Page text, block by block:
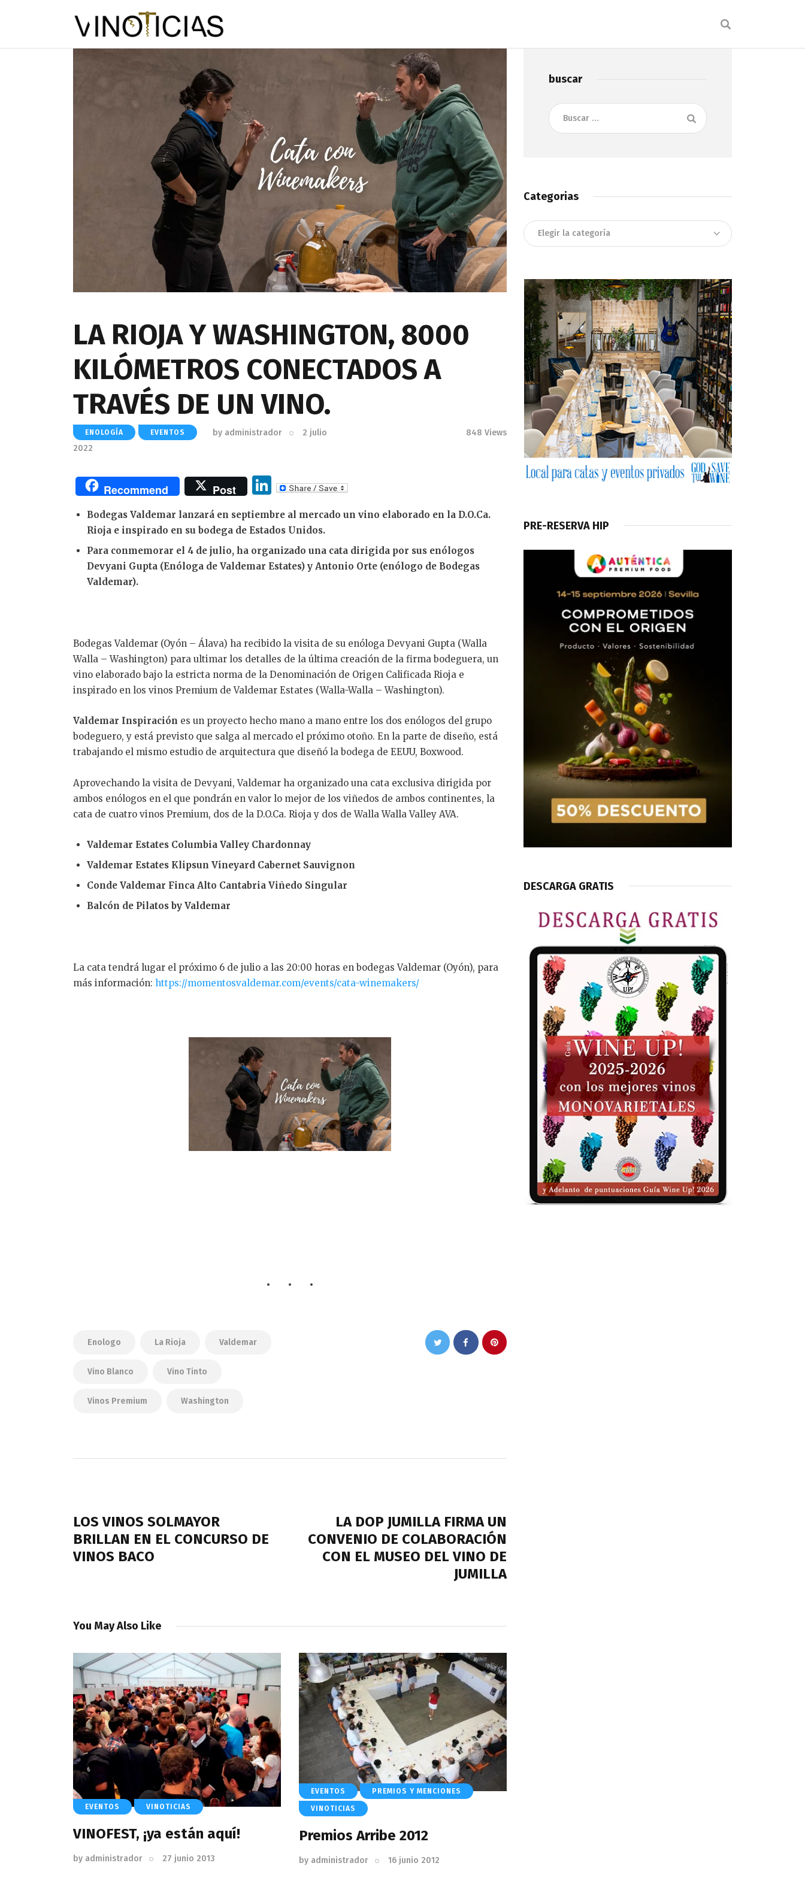
LA RIOJA Y WASHINGTON, 8000
KILÓMETROS CONECTADOS A
TRAVÉS DE UN VINO.
ENOLOGÍA EVENTOS by administrador
2 julio
2022
848 Views
Recommend Post
Li
n
k
e
dI
Bodegas Valdemar lanzará en septiembre al mercado un vino elaborado en la D.O.Ca.
Rioja e inspirado en su bodega de Estados Unidos.
Para conmemorar el 4 de julio, ha organizado una cata dirigida por sus enólogos
Devyani Gupta (Enóloga de Valdemar Estates) y Antonio Orte (enólogo de Bodegas
Valdemar).
Bodegas Valdemar (Oyón – Álava) ha recibido la visita de su enóloga Devyani Gupta (Walla
Walla – Washington) para ultimar los detalles de la última creación de la firma bodeguera, un
vino elaborado bajo la estricta norma de la Denominación de Origen Calificada Rioja e
inspirado en los vinos Premium de Valdemar Estates (Walla-Walla – Washington).
Valdemar Inspiración es un proyecto hecho mano a mano entre los dos enólogos del grupo
bodeguero, y está previsto que salga al mercado el próximo otoño. En la parte de diseño, está
trabajando el mismo estudio de arquitectura que diseñó la bodega de EEUU, Boxwood.
Aprovechando la visita de Devyani, Valdemar ha organizado una cata exclusiva dirigida por
ambos enólogos en el que pondrán en valor lo mejor de los viñedos de ambos continentes, la
cata de cuatro vinos Premium, dos de la D.O.Ca. Rioja y dos de Walla Walla Valley AVA.
Valdemar Estates Columbia Valley Chardonnay
Valdemar Estates Klipsun Vineyard Cabernet Sauvignon
Conde Valdemar Finca Alto Cantabria Viñedo Singular
Balcón de Pilatos by Valdemar
La cata tendrá lugar el próximo 6 de julio a las 20:00 horas en bodegas Valdemar (Oyón), para
más información: https://momentosvaldemar.com/events/cata-winemakers/
Enologo La Rioja Valdemar
Vino Blanco Vino Tinto
Vinos Premium Washington
entradas
LOS VINOS SOLMAYOR
BRILLAN EN EL CONCURSO DE
VINOS BACO
LA DOP JUMILLA FIRMA UN
CONVENIO DE COLABORACIÓN
CON EL MUSEO DEL VINO DE
JUMILLA
You May Also Like
EVENTOS VINOTICIAS
VINOFEST, ¡ya están aquí!
by administrador 27 junio 2013
EVENTOS PREMIOS Y MENCIONES
VINOTICIAS
Premios Arribe 2012
by administrador 16 junio 2012
buscar
Buscar:
Categorias
Categorias
PRE-RESERVA HIP
DESCARGA GRATIS